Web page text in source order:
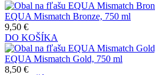
EQUA Mismatch Bronze, 750 ml
9,50 €
DO KOŠÍKA
EQUA Mismatch Gold, 750 ml
8,50 €